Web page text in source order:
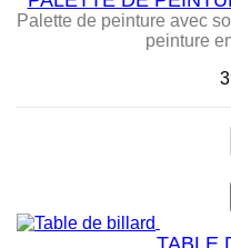
Palette de peinture avec
peinture
TABLE